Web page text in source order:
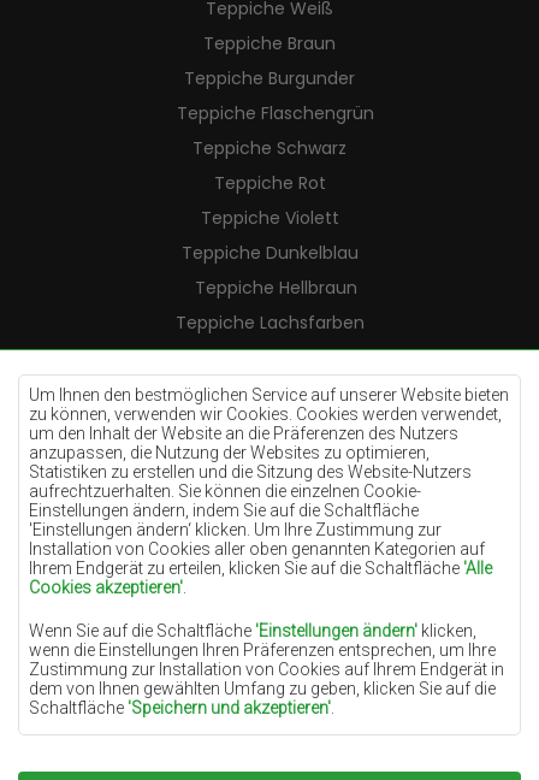
Um Ihnen den bestmöglichen Service auf unserer Website bieten
zu können, verwenden wir Cookies. Cookies werden verwendet,
um den Inhalt der Website an die Präferenzen des Nutzers
anzupassen, die Nutzung der Websites zu optimieren,
Statistiken zu erstellen und die Sitzung des Website-Nutzers
aufrechtzuerhalten. Sie können die einzelnen Cookie-
Einstellungen ändern, indem Sie auf die Schaltfläche
'Einstellungen ändern‘ klicken. Um Ihre Zustimmung zur
Installation von Cookies aller oben genannten Kategorien auf
Ihrem Endgerät zu erteilen, klicken Sie auf die Schaltfläche 'Alle
Cookies akzeptieren'
Wenn Sie auf die Schaltfläche 'Einstellungen ändern' klicken,
wenn die Einstellungen Ihren Präferenzen entsprechen, um Ihre
Zustimmung zur Installation von Cookies auf Ihrem Endgerät in
dem von Ihnen gewählten Umfang zu geben, klicken Sie auf die
Schaltfläche 'Speichern und akzeptieren'
Grundlage für die Verarbeitung das berechtigte Interesse des
Teppiche Weiß
Teppiche Braun
Teppiche Burgunder
Teppiche Flaschengrün
Teppiche Schwarz
Teppiche Rot
Teppiche Violett
Teppiche Dunkelblau
Teppiche Hellbraun
Teppiche Lachsfarben
Teppiche Cremefarben
Teppiche Lilac
Teppiche Gelb
Teppiche Pfefferminz
Teppiche Blau
Teppiche Orange
Teppiche Rosa
Teppiche Terrakotte
Teppiche Grün
Teppiche Golden